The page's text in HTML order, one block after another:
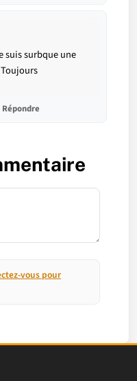
suis surbque une
Répondre
vous pour